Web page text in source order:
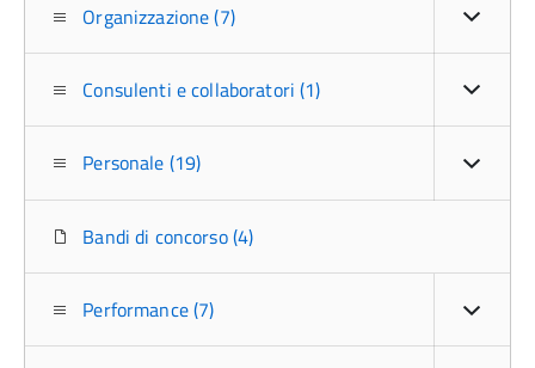
Organizzazione (7)
Consulenti e collaboratori (1)
Personale (19)
Bandi di concorso (4)
Performance (7)